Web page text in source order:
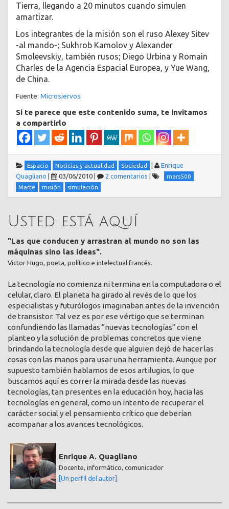
Tierra, llegando a 20 minutos cuando simulen
amartizar.
Los integrantes de la misión son el ruso Alexey Sitev
-al mando-; Sukhrob Kamolov y Alexander
Smoleevskiy, también rusos; Diego Urbina y Romain
Charles de la Agencia Espacial Europea, y Yue Wang,
de China.
Fuente: Microsiervos
Si te parece que este contenido suma, te invitamos
a compartirlo
Espacio Noticias y actualidad Sociedad |
Enrique
Quagliano | 03/06/2010 | 2 comentarios |
mars500
Marte
misión simulación
Usted está aquí
"Las que conducen y arrastran al mundo no son las
máquinas sino las ideas".
Victor Hugo, poeta, político e intelectual francés.
La tecnología no comienza ni termina en la computadora o el
celular, claro. El planeta ha girado al revés de lo que los
especialistas y futurólogos imaginaban antes de la invención
de transistor. Tal vez es por ese vértigo que se terminan
confundiendo las llamadas “nuevas tecnologías” con el
planteo y la solución de problemas concretos que viene
brindando la tecnología desde que alguien dejó de hacer las
cosas con las manos para usar una herramienta. Aunque por
supuesto también hablamos de esos artilugios, lo que
buscamos aquí es correr la mirada desde las nuevas
tecnologías, tan presentes en la educación hoy, hacia las
tecnologías en general, como un intento de recuperar el
carácter social y el pensamiento crítico que deberían
acompañar a los avances tecnológicos.
Enrique A. Quagliano
Docente, informático, comunicador
[Un perfil del autor]